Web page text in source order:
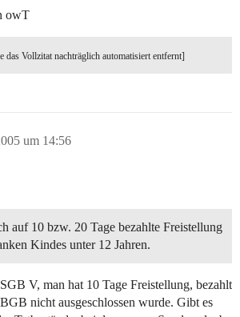
owT
das Vollzitat nachträglich automatisiert entfernt]
um 14:56
auf 10 bzw. 20 Tage bezahlte Freistellung
Kindes unter 12 Jahren.
V, man hat 10 Tage Freistellung, bezahlt
nicht ausgeschlossen wurde. Gibt es